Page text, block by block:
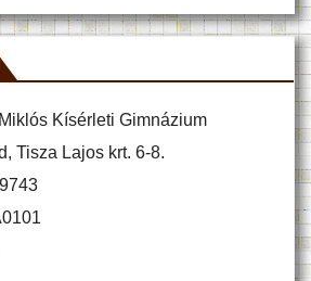
Kísérleti Gimnázium
Tisza Lajos krt. 6-8.